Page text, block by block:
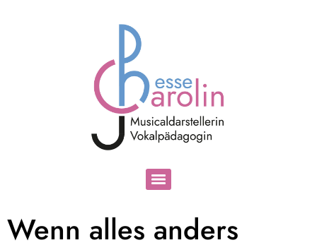
Wenn alles anders